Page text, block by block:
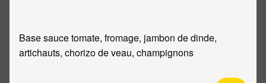
Base sauce tomate, fromage, jambon de dinde,
artichauts, chorizo de veau, champignons